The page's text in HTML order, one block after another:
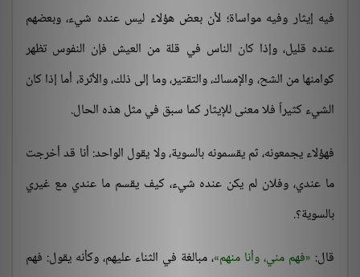
فيه إيثار وفيه مواساة؛ لأن بعض هؤلاء ليس عنده شيء، وبعضهم
عنده قليل، وإذا كان الناس في قلة من العيش فإن النفوس تظهر
كوامنها من الشح، والإمساك، والتقتير، وما إلى ذلك، والأثرة، أما إذا كان
الشيء كثيراً فلا معنى للإيثار كما سبق في مثل هذه الحال.
فهؤلاء يجمعونه، ثم يقسمونه بالسوية، ولا يقول الواحد: أنا قد أخرجت
ما عندي، وفلان لم يكن عنده شيء، كيف يقسم ما عندي مع غيري
بالسوية؟.
قال: فهم مني، وأنا منهم ، مبالغة في الثناء عليهم، وكأنه يقول: فهم